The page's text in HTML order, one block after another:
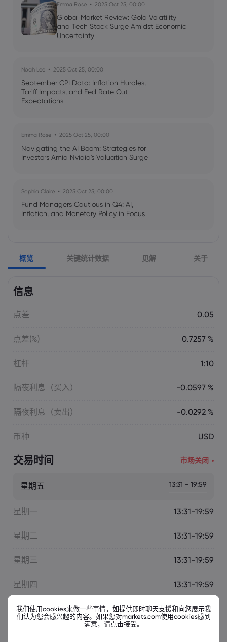
Emma Rose 2025 Oct 25, 00:00
Global Market Review: Gold Volatility
and Tech Stock Surge Amidst Economic
Uncertainty
Noah Lee 2025 Oct 25, 00:00
September CPI Data: Inflation Hurdles,
Tariff Impacts, and Fed Rate Cut
Expectations
Emma Rose 2025 Oct 25, 00:00
Navigating the AI Boom: Strategies for
Investors Amid Nvidia's Valuation Surge
Sophia Claire 2025 Oct 25, 00:00
Fund Managers Cautious in Q4: AI,
Inflation, and Monetary Policy in Focus
US Government Shutdown Threatens
October Inflation Data Release
US-EU Relations: Russia Sanctions Unite
Emma Rose
Overheating, U.S. Trade Policy Risk
概览 关键统计数据 见解 关于
信息
点差 0.05
点差(%) 0.7257 %
杠杆 1:10
隔夜利息（买入） -0.0597 %
隔夜利息（卖出） -0.0292 %
币种 USD
交易时间 市场关闭
星期五 13:31 - 19:59
星期一 13:31-19:59
星期二 13:31-19:59
星期三 13:31-19:59
星期四 13:31-19:59
我们使用cookies来做一些事情，如提供即时聊天支援和向您展示我
们认为您会感兴趣的内容。如果您对markets.com使用cookies感到
满意，请点击接受。